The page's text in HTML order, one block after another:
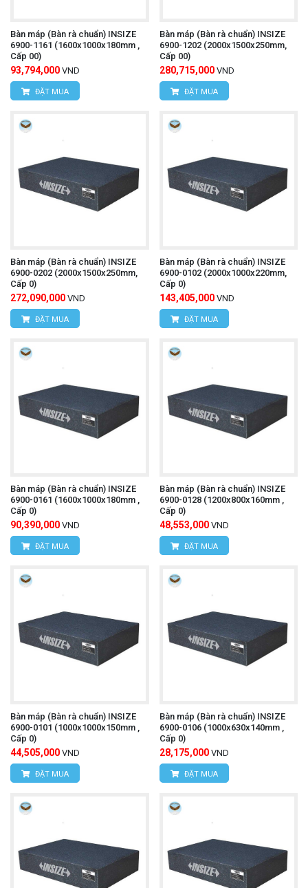
Bàn máp (Bàn rà chuẩn) INSIZE
6900-1161 (1600x1000x180mm ,
Cấp 00)
93,794,000 VND
ĐẶT MUA
Bàn máp (Bàn rà chuẩn) INSIZE
6900-1202 (2000x1500x250mm,
Cấp 00)
280,715,000 VND
ĐẶT MUA
Bàn máp (Bàn rà chuẩn) INSIZE
6900-0202 (2000x1500x250mm,
Cấp 0)
272,090,000 VND
ĐẶT MUA
Bàn máp (Bàn rà chuẩn) INSIZE
6900-0102 (2000x1000x220mm,
Cấp 0)
143,405,000 VND
ĐẶT MUA
Bàn máp (Bàn rà chuẩn) INSIZE
6900-0161 (1600x1000x180mm ,
Cấp 0)
90,390,000 VND
ĐẶT MUA
Bàn máp (Bàn rà chuẩn) INSIZE
6900-0128 (1200x800x160mm ,
Cấp 0)
48,553,000 VND
ĐẶT MUA
Bàn máp (Bàn rà chuẩn) INSIZE
6900-0101 (1000x1000x150mm ,
Cấp 0)
44,505,000 VND
ĐẶT MUA
Bàn máp (Bàn rà chuẩn) INSIZE
6900-0106 (1000x630x140mm ,
Cấp 0)
28,175,000 VND
ĐẶT MUA